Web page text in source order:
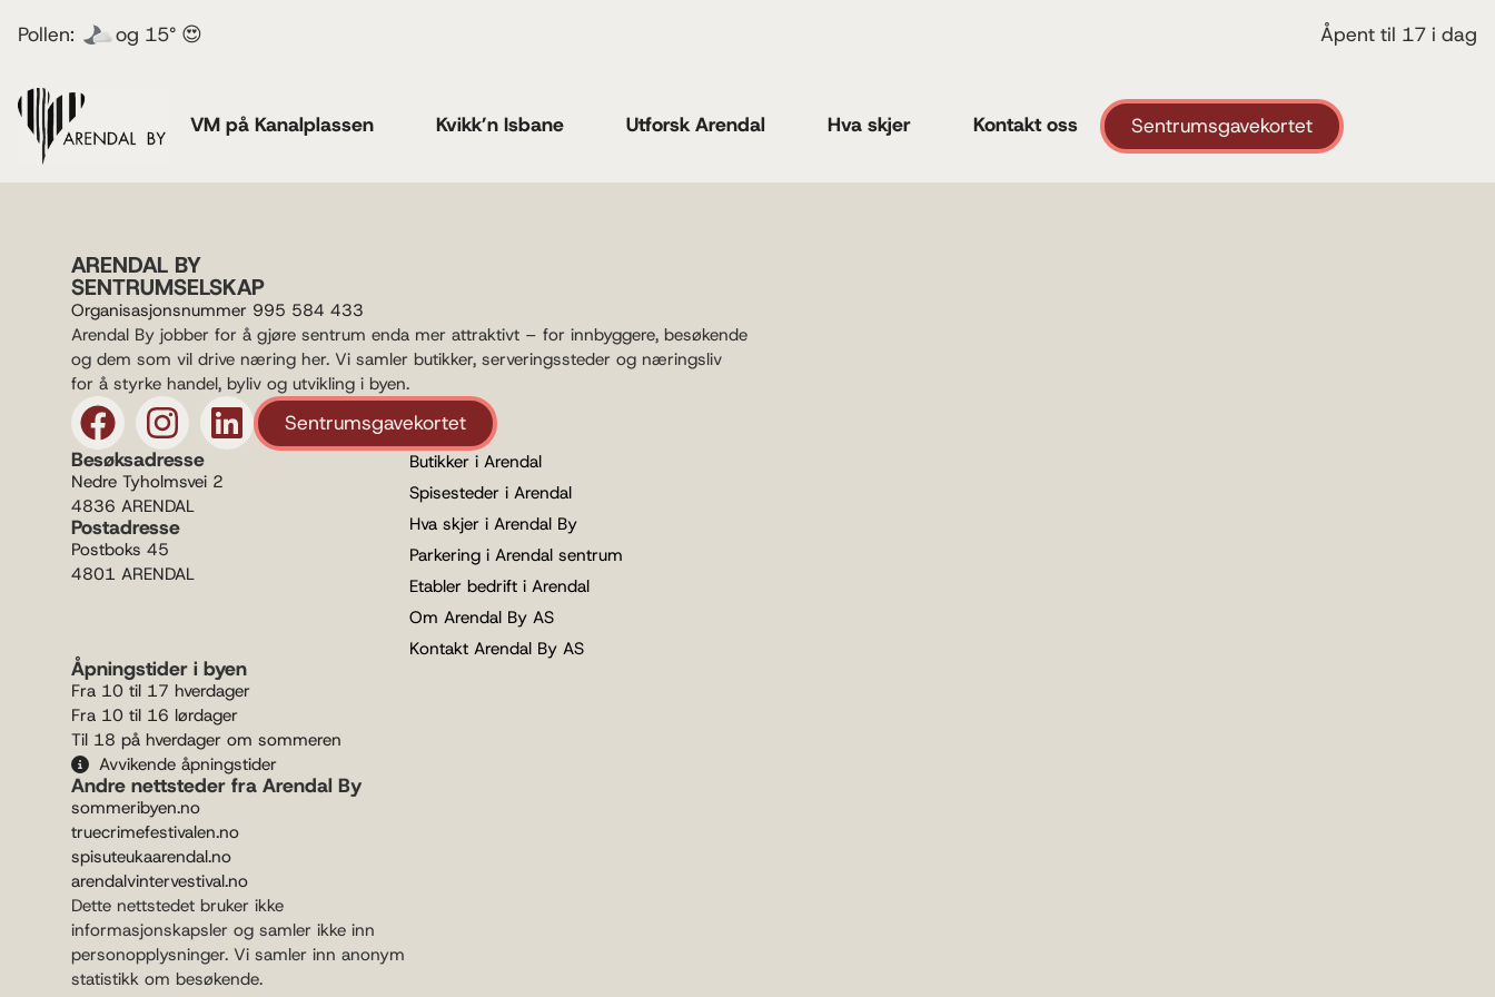
Pollen: og 15° 😍 Åpent til 17 i dag
VM på Kanalplassen Kvikk’n Isbane Utforsk Arendal Hva skjer Kontakt oss Sentrumsgavekortet
ARENDAL BY
SENTRUMSELSKAP
Organisasjonsnummer 995 584 433
Arendal By jobber for å gjøre sentrum enda mer attraktivt – for innbyggere, besøkende
og dem som vil drive næring her. Vi samler butikker, serveringssteder og næringsliv
for å styrke handel, byliv og utvikling i byen.
Sentrumsgavekortet
Besøksadresse
Nedre Tyholmsvei 2
4836 ARENDAL
Postadresse
Postboks 45
4801 ARENDAL
Butikker i Arendal
Spisesteder i Arendal
Hva skjer i Arendal By
Parkering i Arendal sentrum
Etabler bedrift i Arendal
Om Arendal By AS
Kontakt Arendal By AS
Åpningstider i byen
Fra 10 til 17 hverdager
Fra 10 til 16 lørdager
Til 18 på hverdager om sommeren
Avvikende åpningstider
Andre nettsteder fra Arendal By
sommeribyen.no
truecrimefestivalen.no
spisuteukaarendal.no
arendalvintervestival.no
Dette nettstedet bruker ikke
informasjonskapsler og samler ikke inn
personopplysninger. Vi samler inn anonym
statistikk om besøkende.